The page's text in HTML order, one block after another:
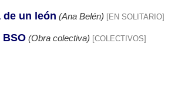
de un león (Ana Belén) [EN SOLITARIO]
BSO (Obra colectiva) [COLECTIVOS]